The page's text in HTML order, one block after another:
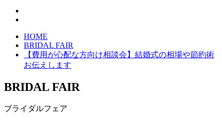
HOME
BRIDAL FAIR
【費用が心配な方向け相談会】結婚式の相場や節約術
お伝えします
BRIDAL FAIR
ブライダルフェア